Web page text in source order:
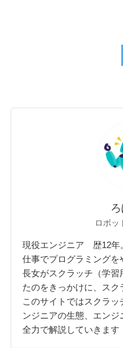
ロボッ
現役エンジニア 歴12年
仕事でプログラミングを
長女がスクラッチ（学習
たのをきっかけに、スク
このサイトではスクラ
ンジニアの生態、エン
全力で解説していきます